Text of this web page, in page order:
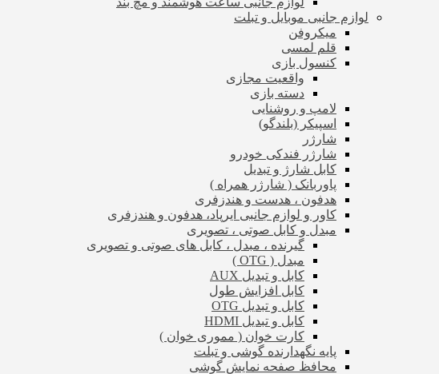
لوازم جانبی موبایل و تبلت
میکروفن
قلم لمسی
کنسول بازی
واقعیت مجازی
دسته بازی
لامپ و روشنایی
اسپیکر (بلندگو)
شارژر
شارژر فندکی خودرو
کابل شارژ و تبدیل
پاوربانک ( شارژر همراه )
هدفون ، هدست و هندزفری
کاور و لوازم جانبی ایرپاد، هدفون و هندزفری
مبدل و کابل صوتی ، تصویری
گیرنده ، مبدل ، کابل های صوتی و تصویری
مبدل ( OTG )
کابل و تبدیل AUX
کابل افزایش طول
کابل و تبدیل OTG
کابل و تبدیل HDMI
کارت خوان ( مموری خوان )
پایه نگهدارنده گوشی و تبلت
محافظ صفحه نمایش گوشی